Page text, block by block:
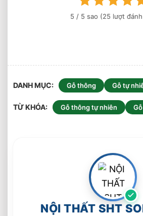
5 / 5 sao (25 lượt
DANH MỤC Gỗ thông Gỗ tự
TỪ KHÓA Gỗ thông tự nhiên
NỘI THẤT SHT